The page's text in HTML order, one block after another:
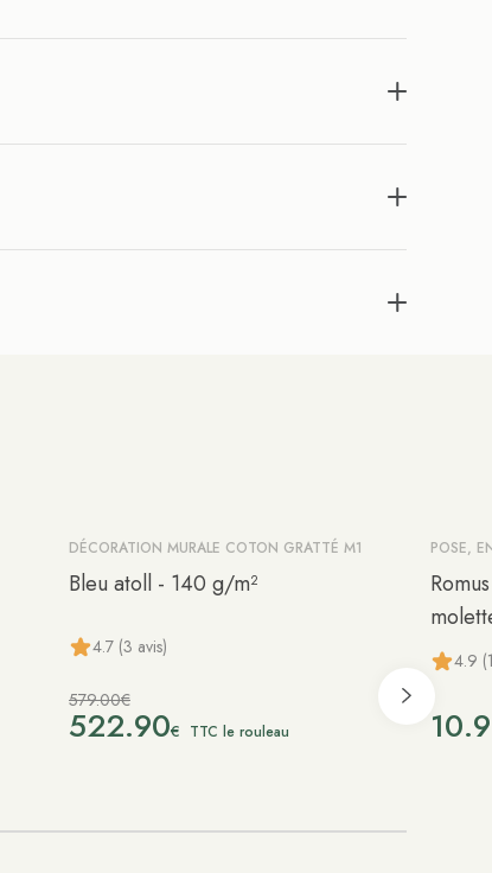
-10%
DÉCORATION MURALE COTON GRATTÉ M1
Bleu atoll - 140 g/m²
4.7 (3 avis)
579.00€
522.90€ TTC le rouleau
POSE,
4.9